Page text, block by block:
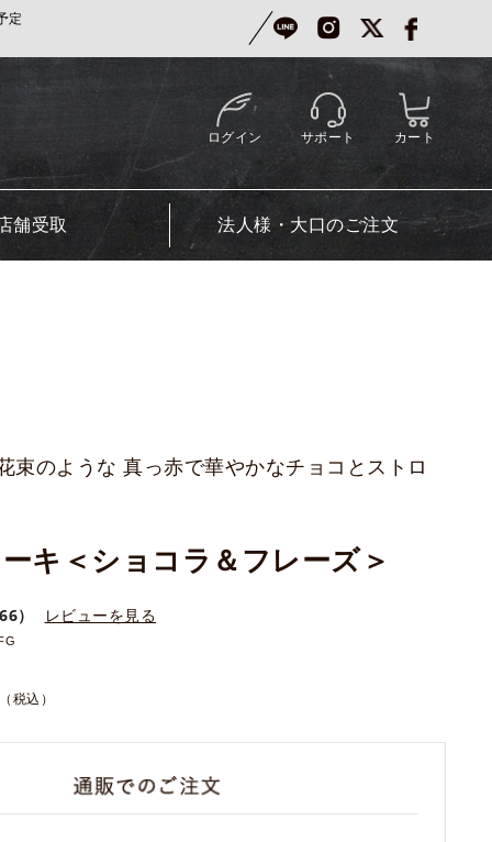
定
ログイン サポート カート
舗受取 法人様・大口のご注文
束のような 真っ赤で華やかなチョコとストロ
キ＜ショコラ＆フレーズ＞
） レビューを見る
（税込）